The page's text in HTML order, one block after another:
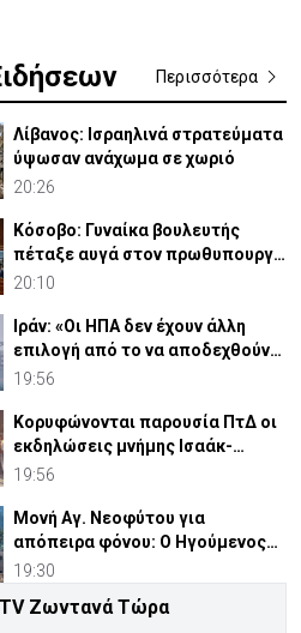
Περισσότερα
Λίβανος: Ισραηλινά στρατεύματα
ύψωσαν ανάχωμα σε χωριό
20:26
Κόσοβο: Γυναίκα βουλευτής
πέταξε αυγά στον πρωθυπουργό
στο κοινοβούλιο(ΒΙΝΤΕΟ)
20:10
Ιράν: «Οι ΗΠΑ δεν έχουν άλλη
επιλογή από το να αποδεχθούν
τη νέα κατάσταση»
19:56
Κορυφώνονται παρουσία ΠτΔ οι
εκδηλώσεις μνήμης Ισαάκ-
Σολωμού (ΦΩΤΟ-ΒΙΝΤΕΟ)
19:56
Μονή Αγ. Νεοφύτου για
απόπειρα φόνου: Ο Ηγούμενος
επέδειξε «ιδιαίτερη υπομονή»
19:30
Η Χαμάς δηλώνει έτοιμη να
Ζωντανά Τώρα